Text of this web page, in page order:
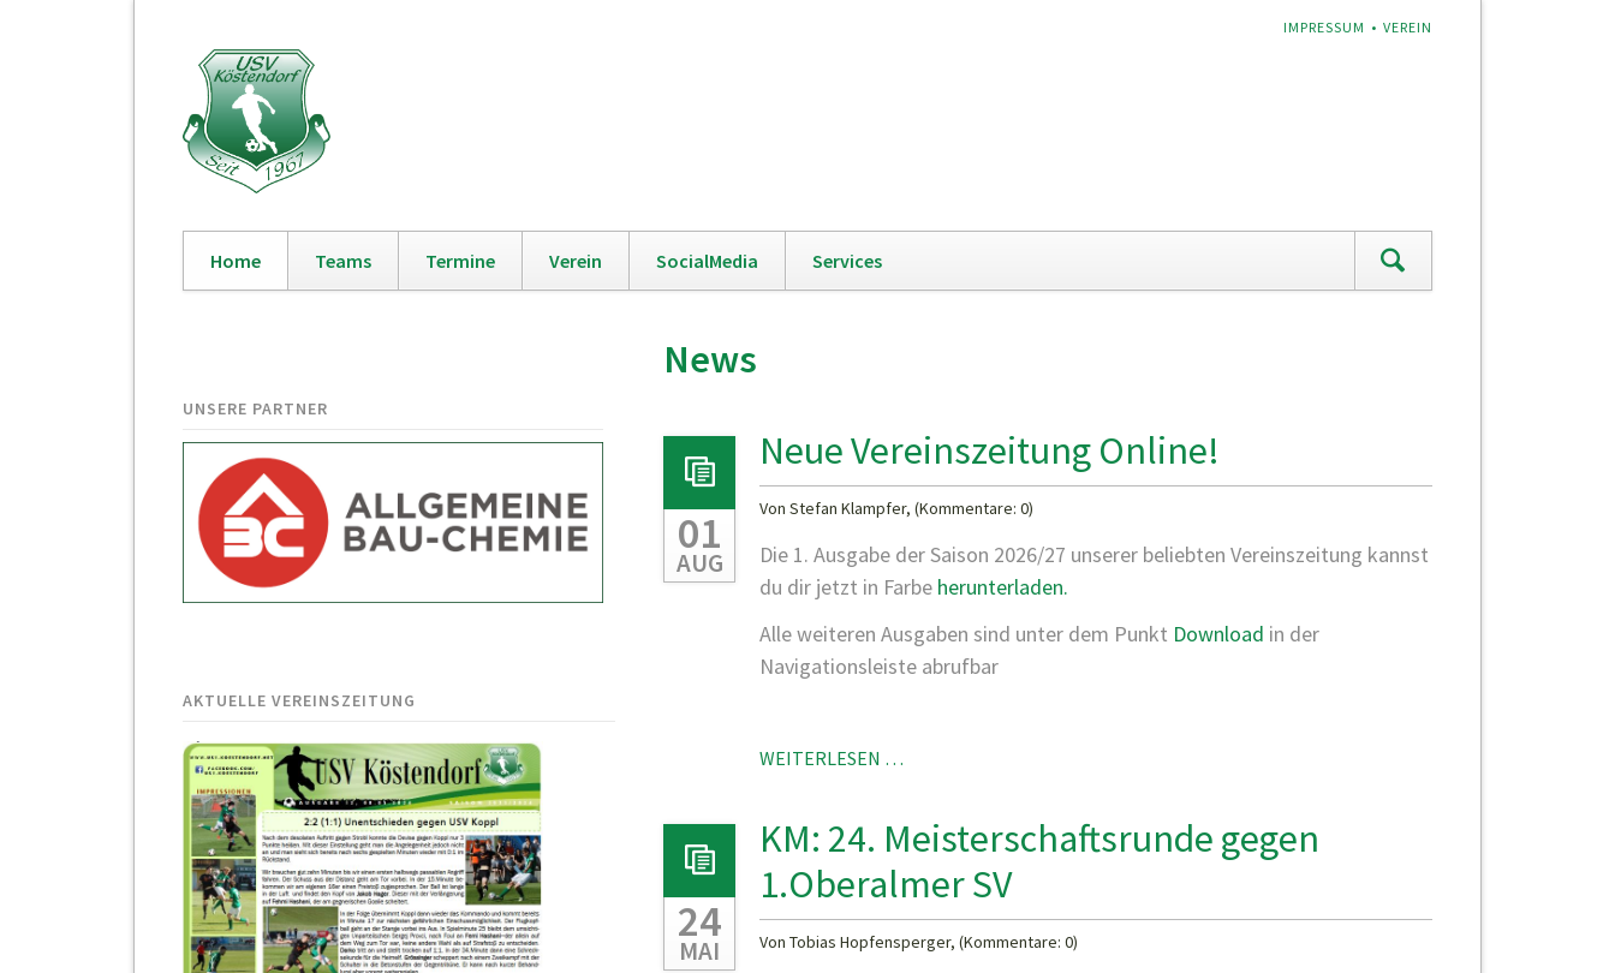
NAVIGATION
IMPRESSUM VEREIN
überspringen
Home Teams Termine Verein SocialMedia Services
News
Neue Vereinszeitung Online!
01
AUG
Von Stefan Klampfer, (Kommentare: 0)
Die 1. Ausgabe der Saison 2026/27 unserer beliebten Vereinszeitung kannst
du dir jetzt in Farbe herunterladen.
Alle weiteren Ausgaben sind unter dem Punkt Download in der
Navigationsleiste abrufbar
WEITERLESEN …
KM: 24. Meisterschaftsrunde gegen
1.Oberalmer SV
24
MAI Von Tobias Hopfensperger, (Kommentare: 0)
UNSERE PARTNER
AKTUELLE VEREINSZEITUNG